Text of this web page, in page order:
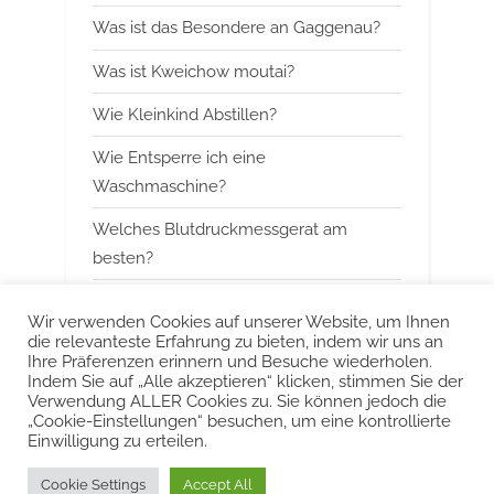
Was ist das Besondere an Gaggenau?
Was ist Kweichow moutai?
Wie Kleinkind Abstillen?
Wie Entsperre ich eine
Waschmaschine?
Welches Blutdruckmessgerat am
besten?
Kann man Arbeitsspeicher kombinieren?
Was ist das Besondere an Smeg?
Urheberrecht © 2022 KurzeAntworten
Wir verwenden Cookies auf unserer Website, um Ihnen
die relevanteste Erfahrung zu bieten, indem wir uns an
Ihre Präferenzen erinnern und Besuche wiederholen.
Indem Sie auf „Alle akzeptieren“ klicken, stimmen Sie der
Verwendung ALLER Cookies zu. Sie können jedoch die
„Cookie-Einstellungen“ besuchen, um eine kontrollierte
Einwilligung zu erteilen.
Cookie Settings Accept All